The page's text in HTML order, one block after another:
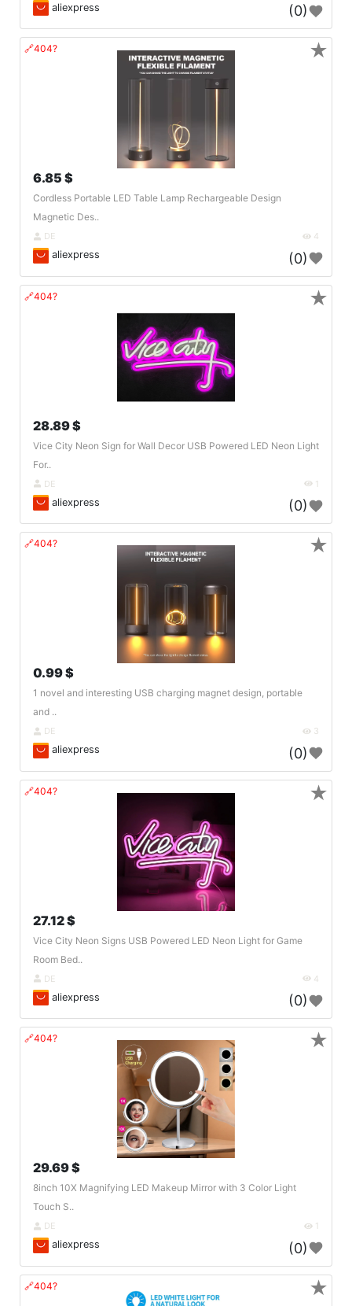
aliexpress (0)
🔗404?
6.85 $
Cordless Portable LED Table Lamp Rechargeable Design
Magnetic Des..
DE 4
aliexpress (0)
★
🔗404?
28.89 $
Vice City Neon Sign for Wall Decor USB Powered LED Neon Light
For..
DE 1
aliexpress (0)
★
🔗404?
0.99 $
1 novel and interesting USB charging magnet design, portable
and ..
DE 3
aliexpress (0)
★
🔗404?
27.12 $
Vice City Neon Signs USB Powered LED Neon Light for Game
Room Bed..
DE 4
aliexpress (0)
★
🔗404?
29.69 $
8inch 10X Magnifying LED Makeup Mirror with 3 Color Light
Touch S..
DE 1
aliexpress (0)
★
🔗404? ★